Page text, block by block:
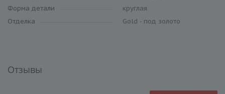
Форма детали
круглая
Отделка
Gold - под золото
Отзывы